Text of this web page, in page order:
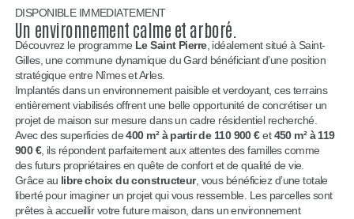
DISPONIBLE IMMEDIATEMENT
Un environnement calme et arboré.
Découvrez le programme Le Saint Pierre, idéalement situé à Saint-
Gilles, une commune dynamique du Gard bénéficiant d’une position
stratégique entre Nîmes et Arles.
Implantés dans un environnement paisible et verdoyant, ces terrains
entièrement viabilisés offrent une belle opportunité de concrétiser un
projet de maison sur mesure dans un cadre résidentiel recherché.
Avec des superficies de400 m² à partir de 110 900 €et450 m² à 119
900 €, ils répondent parfaitement aux attentes des familles comme
des futurs propriétaires en quête de confort et de qualité de vie.
Grâce au libre choix du constructeur, vous bénéficiez d’une totale
liberté pour imaginer un projet qui vous ressemble. Les parcelles sont
prêtes à accueillir votre future maison, dans un environnement